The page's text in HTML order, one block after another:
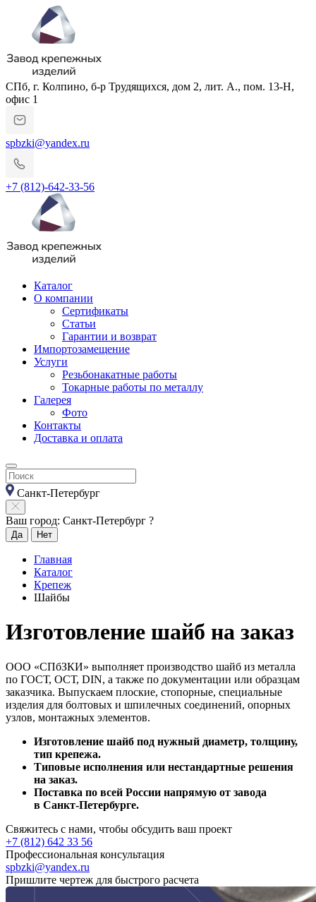
СПб, г. Колпино, б-р Трудящихся, дом 2, лит. А., пом. 13-Н,
офис 1
spbzki@yandex.ru
+7 (812)-642-33-56
Каталог
О компании
Сертификаты
Статьи
Гарантии и возврат
Импортозамещение
Услуги
Резьбонакатные работы
Токарные работы по металлу
Галерея
Фото
Контакты
Доставка и оплата
Санкт-Петербург
Ваш город: Санкт-Петербург ?
Да Нет
Главная
Каталог
Крепеж
Шайбы
Изготовление шайб на заказ
ООО «СПбЗКИ» выполняет производство шайб из металла
по ГОСТ, ОСТ, DIN, а также по документации или образцам
заказчика. Выпускаем плоские, стопорные, специальные
изделия для болтовых и шпилечных соединений, опорных
узлов, монтажных элементов.
Изготовление шайб под нужный диаметр, толщину,
тип крепежа.
Типовые исполнения или нестандартные решения
на заказ.
Поставка по всей России напрямую от завода
в Санкт‑Петербурге.
Свяжитесь с нами, чтобы обсудить ваш проект
+7 (812) 642 33 56
Профессиональная консультация
spbzki@yandex.ru
Пришлите чертеж для быстрого расчета